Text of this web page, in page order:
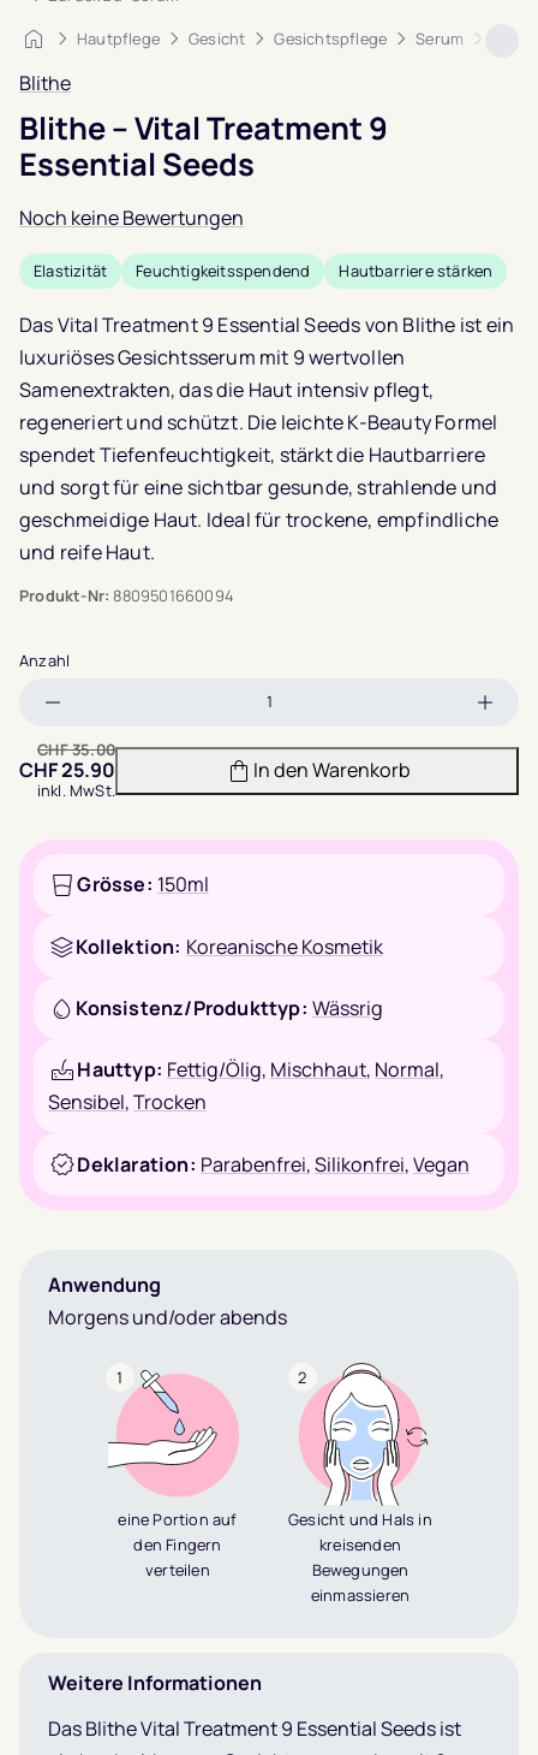
Startseite
Hautpflege Gesicht Gesichtspflege Serum
Blithe
Blithe – Vital Treatment 9
Essential Seeds
Noch keine Bewertungen
Elastizität Feuchtigkeitsspendend Hautbarriere stärken
Das Vital Treatment 9 Essential Seeds von Blithe ist ein
luxuriöses Gesichtsserum mit 9 wertvollen
Samenextrakten, das die Haut intensiv pflegt,
regeneriert und schützt. Die leichte K-Beauty Formel
spendet Tiefenfeuchtigkeit, stärkt die Hautbarriere
und sorgt für eine sichtbar gesunde, strahlende und
geschmeidige Haut. Ideal für trockene, empfindliche
und reife Haut.
Produkt-Nr: 8809501660094
Anzahl
verringern
CHF35.00
CHF25.90
inkl. MwSt.
In den Warenkorb
Grösse: 150ml
Kollektion: Koreanische Kosmetik
Konsistenz/Produkttyp: Wässrig
Hauttyp: Fettig/Ölig, Mischhaut, Normal,
Sensibel,Trocken
Deklaration: Parabenfrei,Silikonfrei,Vegan
Anwendung
Morgens und/oder abends
1
eine Portion auf
den Fingern
verteilen
2
Gesicht und Hals in
kreisenden
Bewegungen
einmassieren
Weitere Informationen
Das Blithe Vital Treatment 9 Essential Seeds ist